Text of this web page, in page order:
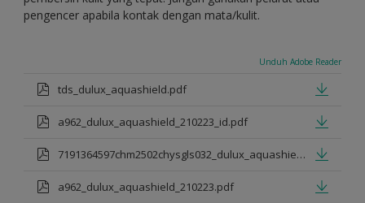
pengencer apabila kontak dengan mata/kulit.
Unduh Adobe Reader
tds_dulux_aquashield.pdf
a962_dulux_aquashield_210223_id.pdf
7191364597chm2502chysgls032_dulux_aquashield.pdf
a962_dulux_aquashield_210223.pdf